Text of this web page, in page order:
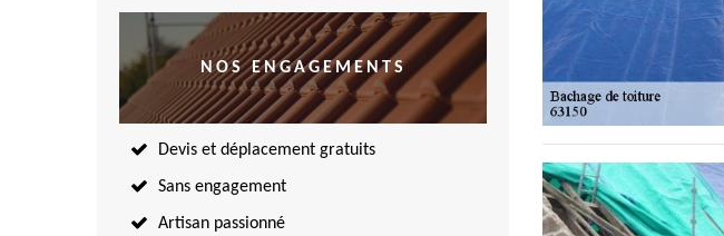
NOS ENGAGEMENTS
Devis et déplacement gratuits
Sans engagement
Artisan passionné